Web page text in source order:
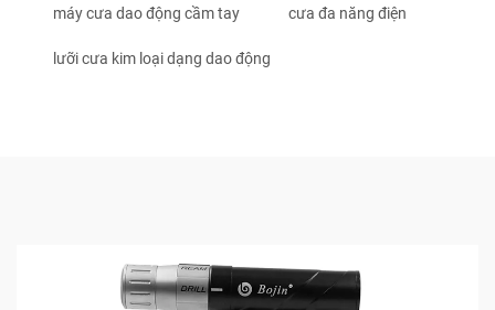
máy cưa dao động cầm tay cưa đa năng điện
lưỡi cưa kim loại dạng dao động